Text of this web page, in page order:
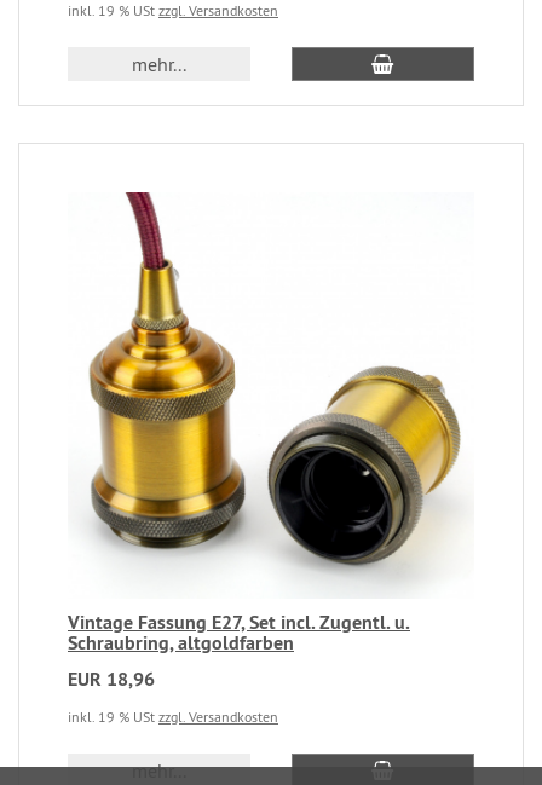
inkl. 19 % USt zzgl. Versandkosten
mehr...
Vintage Fassung E27, Set incl. Zugentl. u.
Schraubring, altgoldfarben
EUR 18,96
inkl. 19 % USt zzgl. Versandkosten
mehr...